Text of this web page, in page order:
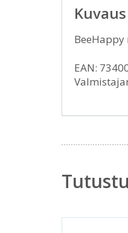
Kuvaus
EAN: